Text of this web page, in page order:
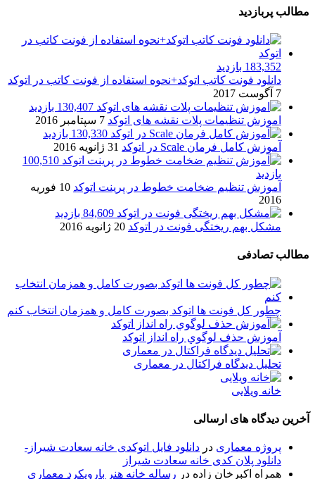
مطالب پربازدید
183,352 بازدید
دانلود فونت کاتب اتوکد+نحوه استفاده از فونت کاتب در اتوکد
7 آگوست 2017
130,407 بازدید
اموزش تنظیمات پلات نقشه های اتوکد 7 سپتامبر 2016
130,330 بازدید
آموزش کامل فرمان Scale در اتوکد
31 ژانویه 2016
100,510
بازدید
آموزش تنظیم ضخامت خطوط در پرینت اتوکد
10 فوریه
2016
84,609 بازدید
مشکل بهم ریختگی فونت در اتوکد 20 ژانویه 2016
مطالب تصادفی
چطور کل فونت ها اتوکد بصورت کامل و همزمان انتخاب کنم
آموزش حذف لوگوي راه انداز اتوکد
تحلیل دیدگاه فراكتال در معماری
خانه ویلایی
آخرین دیدگاه های ارسالی
پروژه معماری در دانلود فایل اتوکدی خانه سعادت شیراز-
دانلود پلان کدی خانه سعادت شیراز
همراه اکبرخان زاده در رساله خانه هنر بارویکرد معماری